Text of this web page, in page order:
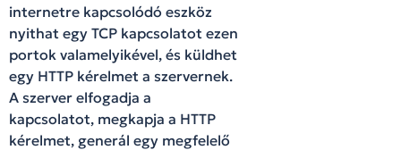
internetre kapcsolódó eszköz
nyithat egy TCP kapcsolatot ezen
portok valamelyikével, és küldhet
egy HTTP kérelmet a szervernek.
A szerver elfogadja a
kapcsolatot, megkapja a HTTP
kérelmet, generál egy megfelelő